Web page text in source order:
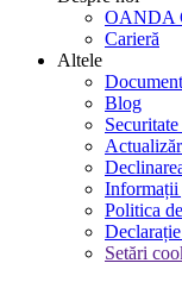
OANDA
Carieră
Altele
Blog
Politica
Setări